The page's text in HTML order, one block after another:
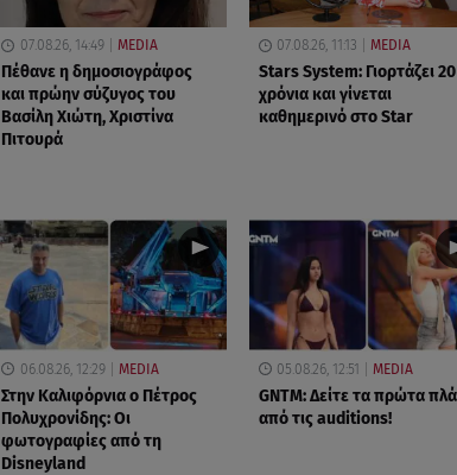
07.08.26, 14:49 MEDIA
Πέθανε η δημοσιογράφος
και πρώην σύζυγος του
Βασίλη Χιώτη, Χριστίνα
Πιτουρά
07.08.26, 11:13 MEDIA
Stars System: Γιορτάζει 20
χρόνια και γίνεται
καθημερινό στο Star
06.08.26, 12:29 MEDIA
Στην Καλιφόρνια ο Πέτρος
Πολυχρονίδης: Οι
φωτογραφίες από τη
Disneyland
05.08.26, 12:51 MEDIA
GNTM: Δείτε τα πρώτα
από τις auditions!